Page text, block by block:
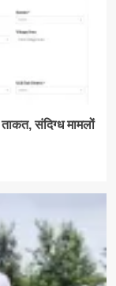
संदिग्ध मामलों